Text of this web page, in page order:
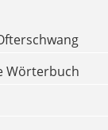
Wörterbuch